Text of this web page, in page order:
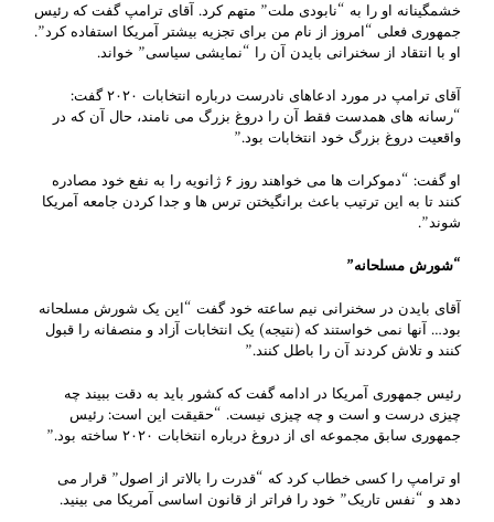
خشمگینانه او را به “نابودی ملت” متهم کرد. آقای ترامپ گفت که رئیس
جمهوری فعلی “امروز از نام من برای تجزیه بیشتر آمریکا استفاده کرد”.
او با انتقاد از سخنرانی بایدن آن را “نمایشی سیاسی” خواند.
آقای ترامپ در مورد ادعاهای نادرست درباره انتخابات ۲۰۲۰ گفت:
“رسانه های همدست فقط آن را دروغ بزرگ می نامند، حال آن که در
واقعیت دروغ بزرگ خود انتخابات بود.”
او گفت: “دموکرات ها می خواهند روز ۶ ژانویه را به نفع خود مصادره
کنند تا به این ترتیب باعث برانگیختن ترس ها و جدا کردن جامعه آمریکا
شوند”.
“شورش مسلحانه”
آقای بایدن در سخنرانی نیم ساعته خود گفت “این یک شورش مسلحانه
بود… آنها نمی خواستند که (نتیجه) یک انتخابات آزاد و منصفانه را قبول
کنند و تلاش کردند آن را باطل کنند.”
رئیس جمهوری آمریکا در ادامه گفت که کشور باید به دقت ببیند چه
چیزی درست و است و چه چیزی نیست. “حقیقت این است: رئیس
جمهوری سابق مجموعه ای از دروغ درباره انتخابات ۲۰۲۰ ساخته بود.”
او ترامپ را کسی خطاب کرد که “قدرت را بالاتر از اصول” قرار می
دهد و “نفس تاریک” خود را فراتر از قانون اساسی آمریکا می بینید.